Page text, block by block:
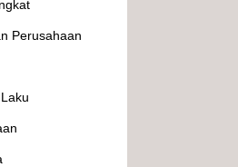
Perusahaan